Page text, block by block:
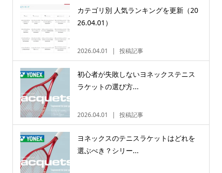
カテゴリ別 人気ランキングを更新（20
26.04.01）
2026.04.01 投稿記事
初心者が失敗しないヨネックステニス
ラケットの選び方...
2026.04.01 投稿記事
ヨネックスのテニスラケットはどれを
選ぶべき？シリー...